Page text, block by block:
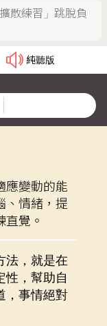
散練習」跳脫負
純聽版
應變動的能
、情緒，提
覺。
法，就是在
性，幫助自
，事情絕對